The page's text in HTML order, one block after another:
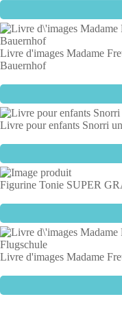
Livre d'images Madame
Bauernhof
Livre pour enfants Snorri
Figurine Tonie SUPER
Livre d'images Madame